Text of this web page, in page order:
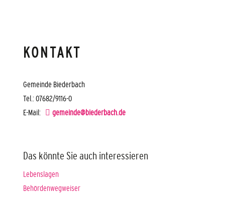
KONTAKT
Gemeinde Biederbach
Tel.: 07682/9116-0
E-Mail:
gemeinde@biederbach.de
Das könnte Sie auch interessieren
Lebenslagen
Behördenwegweiser